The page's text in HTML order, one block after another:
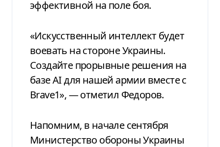
эффективной на поле боя.
«Искусственный интеллект будет
воевать на стороне Украины.
Создайте прорывные решения на
базе AI для нашей армии вместе с
Brave1», — отметил Федоров.
Напомним, в начале сентября
Министерство обороны Украины